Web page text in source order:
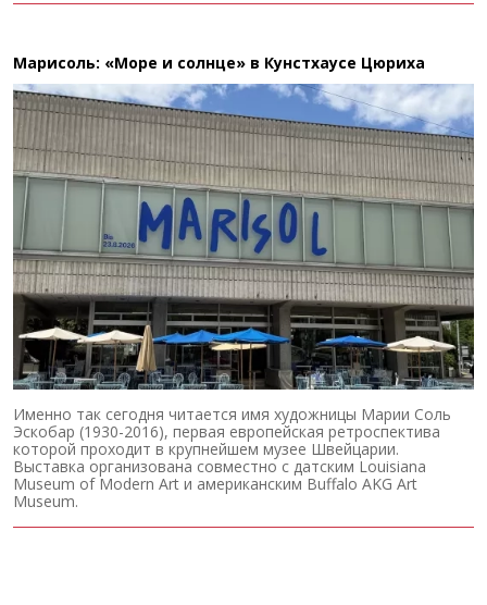
Марисоль: «Море и солнце» в Кунстхаусе Цюриха
Именно так сегодня читается имя художницы Марии Соль
Эскобар (1930-2016), первая европейская ретроспектива
которой проходит в крупнейшем музее Швейцарии.
Выставка организована совместно с датским Louisiana
Museum of Modern Art и американским Buffalo AKG Art
Museum.